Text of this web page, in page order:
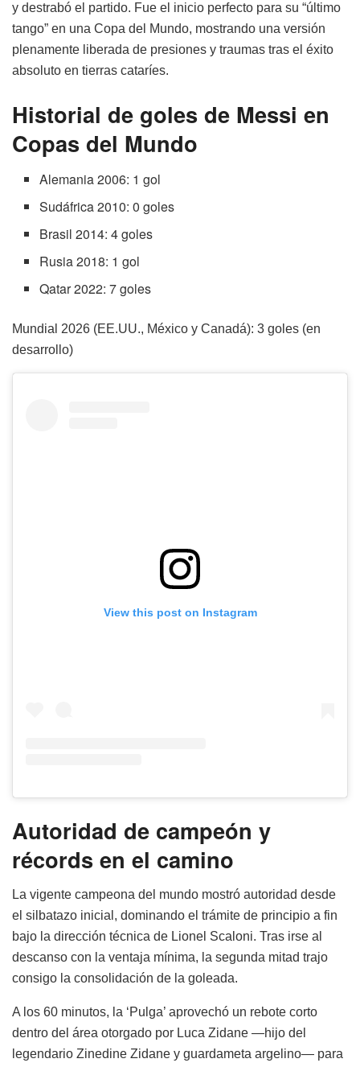
y destrabó el partido. Fue el inicio perfecto para su “último
tango” en una Copa del Mundo, mostrando una versión
plenamente liberada de presiones y traumas tras el éxito
absoluto en tierras cataríes.
Historial de goles de Messi en
Copas del Mundo
Alemania 2006: 1 gol
Sudáfrica 2010: 0 goles
Brasil 2014: 4 goles
Rusia 2018: 1 gol
Qatar 2022: 7 goles
Mundial 2026 (EE.UU., México y Canadá): 3 goles (en
desarrollo)
View this post on Instagram
Autoridad de campeón y
récords en el camino
La vigente campeona del mundo mostró autoridad desde
el silbatazo inicial, dominando el trámite de principio a fin
bajo la dirección técnica de Lionel Scaloni. Tras irse al
descanso con la ventaja mínima, la segunda mitad trajo
consigo la consolidación de la goleada.
A los 60 minutos, la ‘Pulga’ aprovechó un rebote corto
dentro del área otorgado por Luca Zidane —hijo del
legendario Zinedine Zidane y guardameta argelino— para